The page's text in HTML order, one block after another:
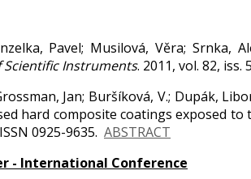
Pavel; Musilová, Věra;
Scientific Instruments. 2011, vol. 82, iss.
Jan; Buršíková, V.; Dupák,
hard composite coatings exposed
0925-9635. ABSTRACT
- International Conference